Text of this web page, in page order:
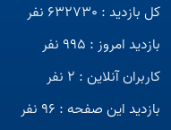
کل بازدید : 632730 نفر
بازدید امروز : 995 نفر
کاربران آنلاین : 2 نفر
بازدید این صفحه : 96 نفر